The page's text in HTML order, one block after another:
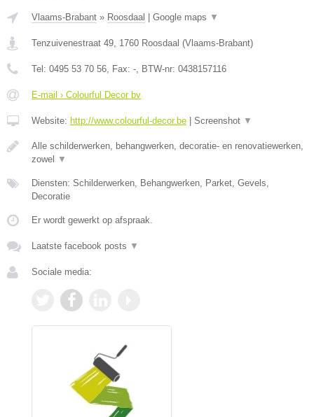
Vlaams-Brabant » Roosdaal Google maps ▼
Tenzuivenestraat 49, 1760 Roosdaal (Vlaams-Brabant)
Tel: 0495 53 70 56, Fax: -, BTW-nr: 0438157116
E-mail › Colourful Decor bv
Website: http://www.colourful-decor.be Screenshot ▼
Alle schilderwerken, behangwerken, decoratie- en renovatiewerken,
zowel
▼
Diensten: Schilderwerken, Behangwerken, Parket, Gevels,
Decoratie
Er wordt gewerkt op afspraak.
Laatste facebook posts ▼
Sociale media: